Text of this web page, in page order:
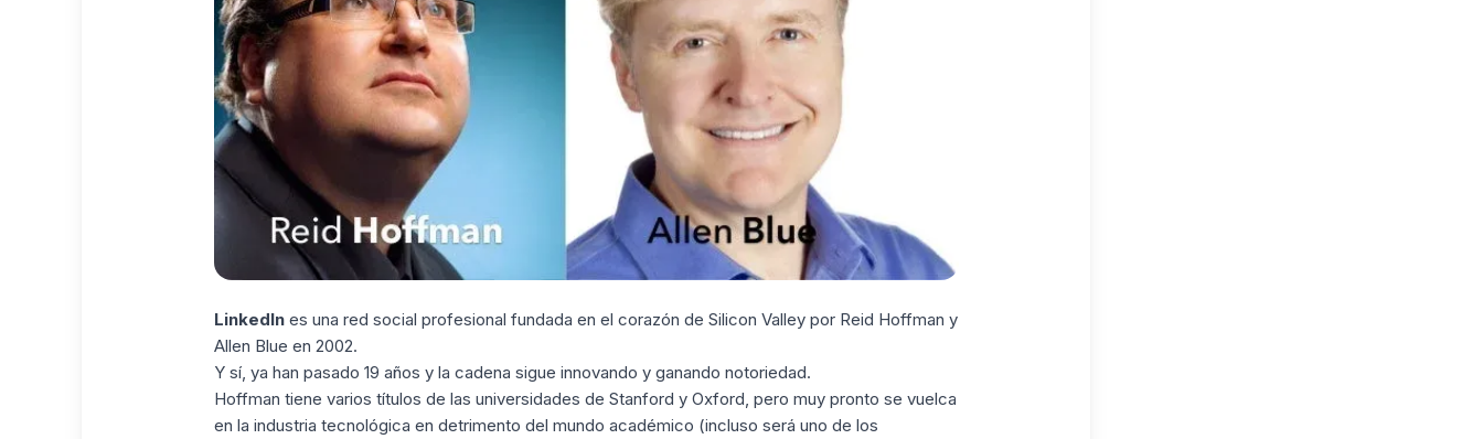
LinkedInes una red social profesional fundada en el corazón de Silicon Valley por Reid Hoffman y
Allen Blue en 2002.
Y sí, ya han pasado 19 años y la cadena sigue innovando y ganando notoriedad.
Hoffman tiene varios títulos de las universidades de Stanford y Oxford, pero muy pronto se vuelca
en la industria tecnológica en detrimento del mundo académico (incluso será uno de los